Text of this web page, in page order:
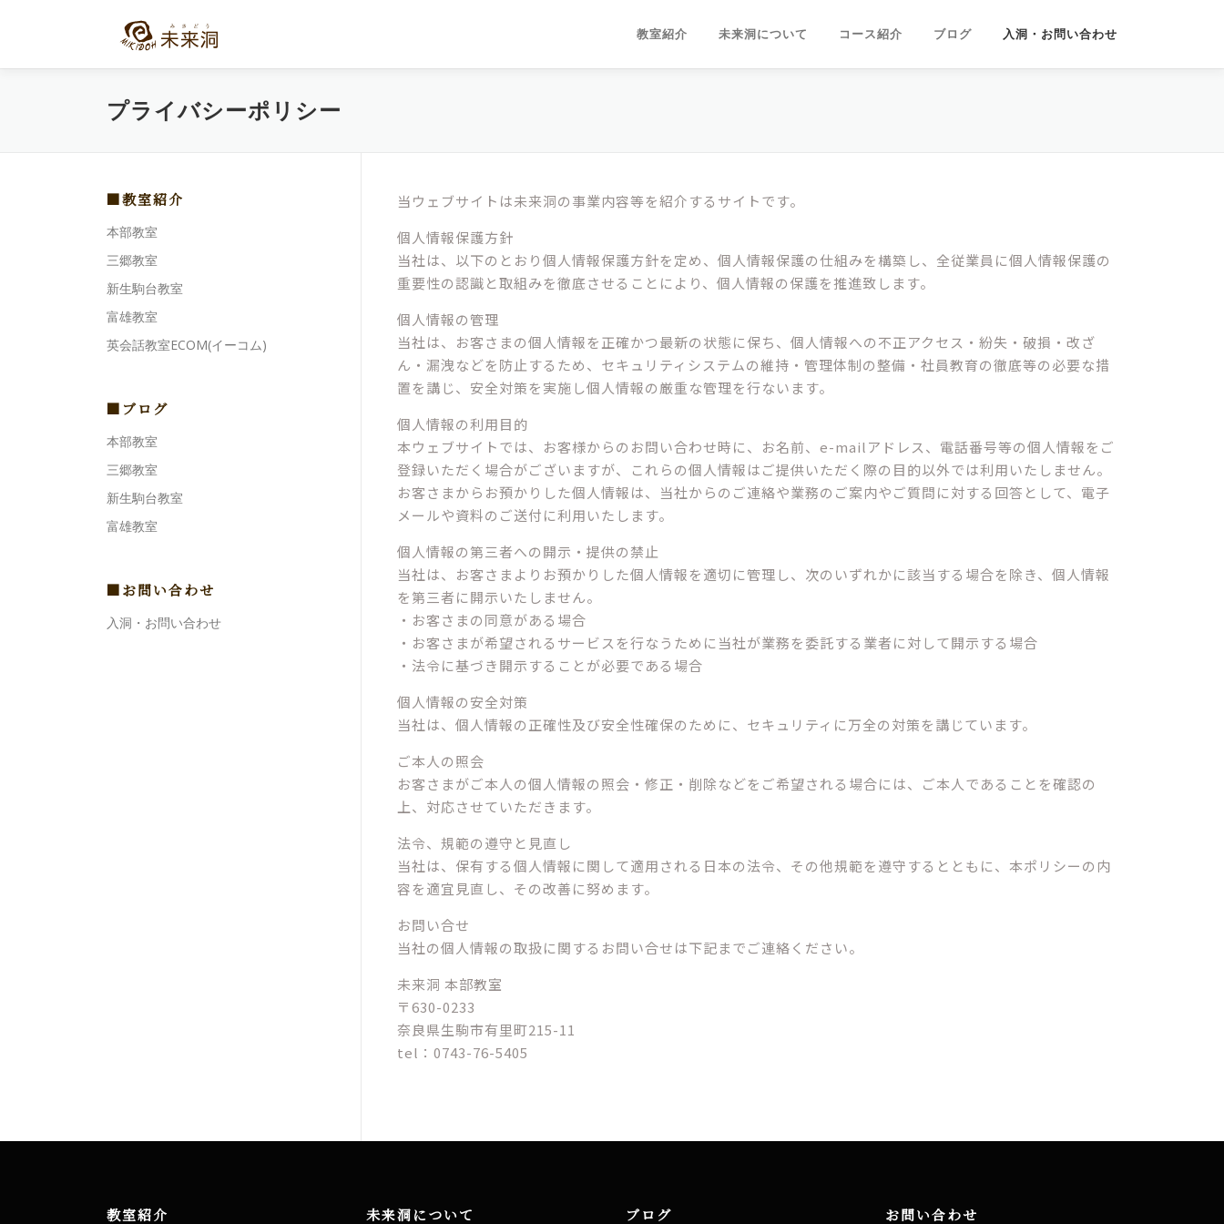
ン
教室紹介 未来洞について コース紹介 ブログ 入洞・お問い合わせ
プライバシーポリシー
当ウェブサイトは未来洞の事業内容等を紹介するサイトです。
個人情報保護方針
当社は、以下のとおり個人情報保護方針を定め、個人情報保護の仕組みを構築し、全従業員に個人情報保護の
重要性の認識と取組みを徹底させることにより、個人情報の保護を推進致します。
個人情報の管理
当社は、お客さまの個人情報を正確かつ最新の状態に保ち、個人情報への不正アクセス・紛失・破損・改ざ
ん・漏洩などを防止するため、セキュリティシステムの維持・管理体制の整備・社員教育の徹底等の必要な措
置を講じ、安全対策を実施し個人情報の厳重な管理を行ないます。
個人情報の利用目的
本ウェブサイトでは、お客様からのお問い合わせ時に、お名前、e-mailアドレス、電話番号等の個人情報をご
登録いただく場合がございますが、これらの個人情報はご提供いただく際の目的以外では利用いたしません。
お客さまからお預かりした個人情報は、当社からのご連絡や業務のご案内やご質問に対する回答として、電子
メールや資料のご送付に利用いたします。
個人情報の第三者への開示・提供の禁止
当社は、お客さまよりお預かりした個人情報を適切に管理し、次のいずれかに該当する場合を除き、個人情報
を第三者に開示いたしません。
・お客さまの同意がある場合
・お客さまが希望されるサービスを行なうために当社が業務を委託する業者に対して開示する場合
・法令に基づき開示することが必要である場合
個人情報の安全対策
当社は、個人情報の正確性及び安全性確保のために、セキュリティに万全の対策を講じています。
ご本人の照会
お客さまがご本人の個人情報の照会・修正・削除などをご希望される場合には、ご本人であることを確認の
上、対応させていただきます。
法令、規範の遵守と見直し
当社は、保有する個人情報に関して適用される日本の法令、その他規範を遵守するとともに、本ポリシーの内
容を適宜見直し、その改善に努めます。
お問い合せ
当社の個人情報の取扱に関するお問い合せは下記までご連絡ください。
未来洞 本部教室
〒630-0233
奈良県生駒市有里町215-11
tel：0743-76-5405
■教室紹介
本部教室
三郷教室
新生駒台教室
富雄教室
英会話教室ECOM(イーコム)
■ブログ
本部教室
三郷教室
新生駒台教室
富雄教室
■お問い合わせ
入洞・お問い合わせ
教室紹介 未来洞について ブログ お問い合わせ